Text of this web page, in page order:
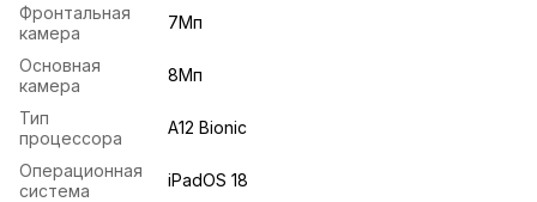
Фронтальная
камера
7Мп
Основная
камера
8Mп
Тип
процессора
A12 Bionic
Операционная
система
iPadOS 18